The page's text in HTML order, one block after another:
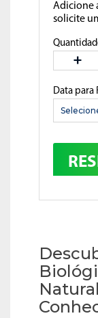
Adicione
solicite
Data para